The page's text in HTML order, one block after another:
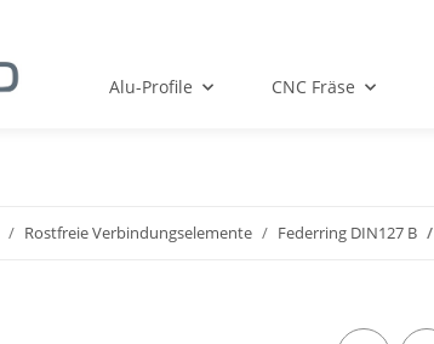
Alu-Profile CNC Fräse
Rostfreie Verbindungselemente Federring DIN127 B